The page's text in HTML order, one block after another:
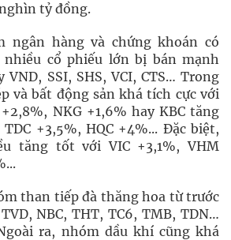
tỷ đồng.
ngân hàng và chứng khoán có
nhiều cổ phiếu lớn bị bán mạnh
VND, SSI, SHS, VCI, CTS… Trong
và bất động sản khá tích cực với
+2,8%, NKG +1,6% hay KBC tăng
+3,5%, HQC +4%... Đặc biệt,
tăng tốt với VIC +3,1%, VHM
than tiếp đà thăng hoa từ trước
NBC, THT, TC6, TMB, TDN…
ra, nhóm dầu khí cũng khá